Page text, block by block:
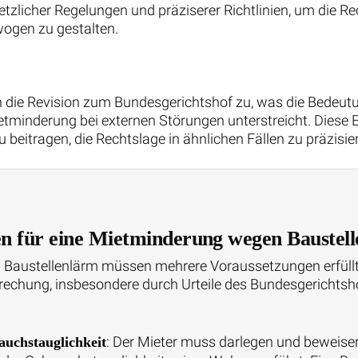
Regelungen und präziserer Richtlinien, um die
zu gestalten.
Revision zum Bundesgerichtshof zu, was die
bei externen Störungen unterstreicht. Diese
die Rechtslage in ähnlichen Fällen zu
für eine Mietminderung wegen
müssen mehrere Voraussetzungen
insbesondere durch Urteile des
: Der Mieter muss darlegen und